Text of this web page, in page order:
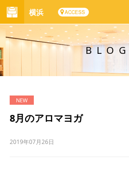
横浜 ACCESS
BLOG
8月のアロマヨガ
2019年07月26日